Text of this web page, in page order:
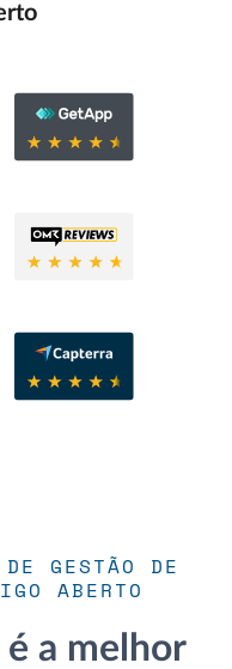
GESTÃO DE
ABERTO
a melhor